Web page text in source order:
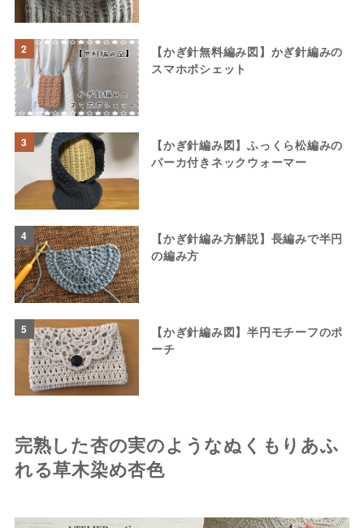
2
【かぎ針無料編み図】かぎ針編みの
スマホポシェット
3
【かぎ針編み図】ふっくら松編みの
パーカ付きネックウォーマー
4
【かぎ針編み方解説】長編みで半円
の編み方
5
【かぎ針編み図】半円モチーフのポ
ーチ
完熟した杏の実のようなぬくもりあふ
れる草木染め杏色